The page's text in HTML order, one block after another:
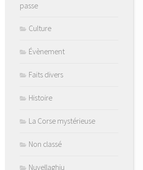
passe
Culture
Évènement
Faits divers
Histoire
La Corse mystérieuse
Non classé
Nuvellaghju